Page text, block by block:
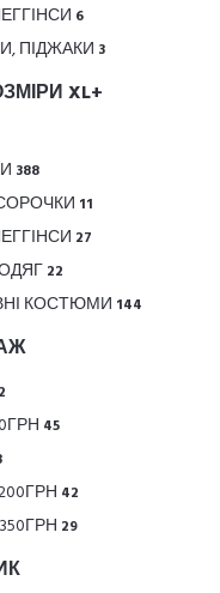
6
ПІДЖАКИ 3
XL+
388
11
27
22
КОСТЮМИ 144
45
42
29